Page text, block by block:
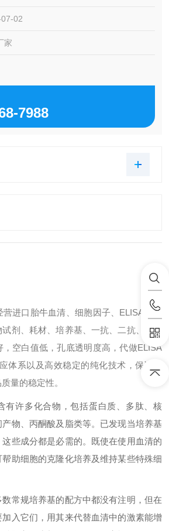
02
家
7988
营进口胎牛血清、细胞因子、ELISA试剂
剂、耗材、培养基、一抗、二抗、其产
空白值低，孔底透明度高，代做ELISA
体系以及高效稳定的纯化技术，保证产
量的稳定性。
有许多化合物，包括蛋白质、多肽、核
物、丙酮酸及脂类等。已发现当培养基
些成分都是必需的。既使在使用血清的
助细胞的克隆化培养及维持某些特殊细
常规培养基的配方中都没有注明，但在
入它们，用其来代替血清中的激素能增